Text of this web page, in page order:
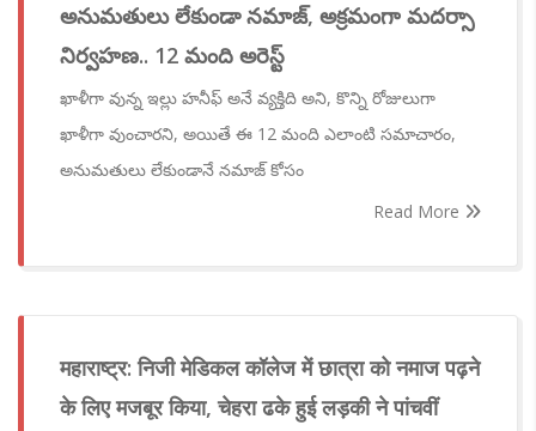
అనుమతులు లేకుండా నమాజ్, అక్రమంగా మదర్సా
నిర్వహణ.. 12 మంది అరెస్ట్
ఖాళీగా వున్న ఇల్లు హనీఫ్ అనే వ్యక్తిది అని, కొన్ని రోజులుగా
ఖాళీగా వుంచారని, అయితే ఈ 12 మంది ఎలాంటి సమాచారం,
అనుమతులు లేకుండానే నమాజ్ కోసం
Read More
महाराष्ट्र: निजी मेडिकल कॉलेज में छात्रा को नमाज पढ़ने
के लिए मजबूर किया, चेहरा ढके हुई लड़की ने पांचवीं